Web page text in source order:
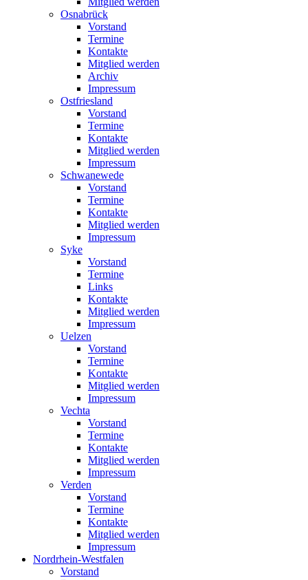
Osnabrück
Vorstand
Termine
Kontakte
Mitglied werden
Archiv
Impressum
Ostfriesland
Vorstand
Termine
Kontakte
Mitglied werden
Impressum
Schwanewede
Vorstand
Termine
Kontakte
Mitglied werden
Impressum
Syke
Vorstand
Termine
Links
Kontakte
Mitglied werden
Impressum
Uelzen
Vorstand
Termine
Kontakte
Mitglied werden
Impressum
Vechta
Vorstand
Termine
Kontakte
Mitglied werden
Impressum
Verden
Vorstand
Termine
Kontakte
Mitglied werden
Impressum
Nordrhein-Westfalen
Vorstand